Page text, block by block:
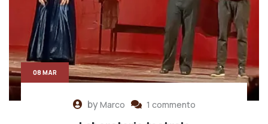
byMarco 1 commento
08 MAR